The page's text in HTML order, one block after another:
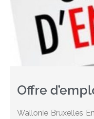
Offre
Wallonie Bruxelles